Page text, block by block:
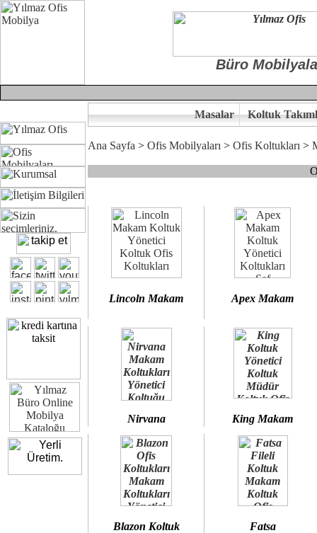
Büro
Ofisinizin dekorasyonunda ergonomi ve kaliteye önem
Çünkü sitemizde bulunan seçkin bürosit, goldsit ve modern
Size yakışan ofis koltuk tasarımına gelin birlikte karar verelim.
Kalite ve ergonomiyi arıyanların tercihi...Yılmaz Büro Mobilya
Masalar Koltuk
Ana Sayfa > Ofis Mobilyaları > Ofis Koltukları >
Lincoln Makam Apex Makam
Nirvana King Makam
Blazon Koltuk Fatsa